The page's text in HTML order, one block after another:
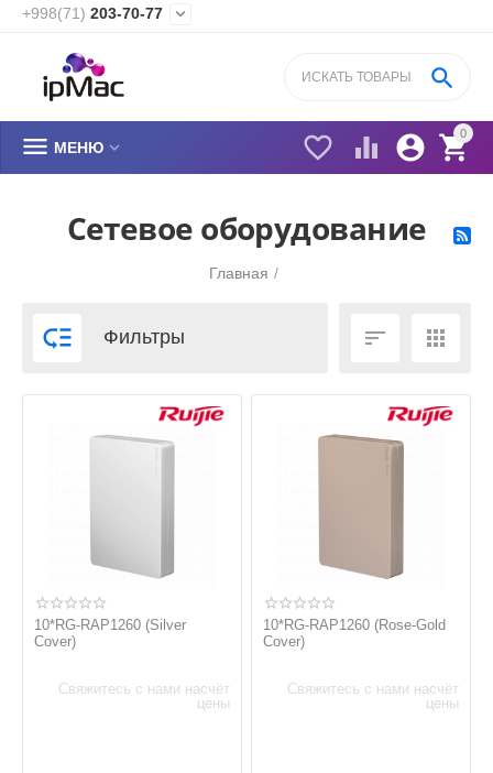
+998(71) 203-70-77 
0


 

 МЕНЮ 
Сетевое оборудование
Главная /
 Фильтры  
10*RG-RAP1260 (Silver
Cover)
Свяжитесь с нами насчёт
цены
10*RG-RAP1260 (Rose-Gold
Cover)
Свяжитесь с нами насчёт
цены